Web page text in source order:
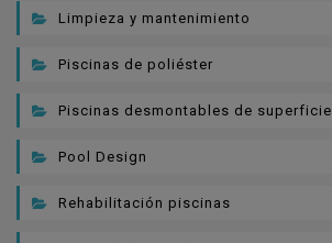
Limpieza y mantenimiento
Piscinas de poliéster
Piscinas desmontables de superficie
Pool Design
Rehabilitación piscinas